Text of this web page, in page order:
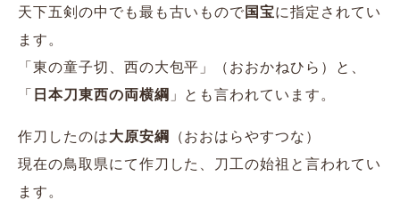
天下五剣の中でも最も古いもので 国宝に指定されてい
ます。
「東の童子切、西の大包平」（おおかねひら）と、
「
日本刀東西の両横綱 」とも言われています。
作刀したのは大原安綱
（おおはらやすつな）
現在の鳥取県にて作刀した、刀工の始祖と言われてい
ます。